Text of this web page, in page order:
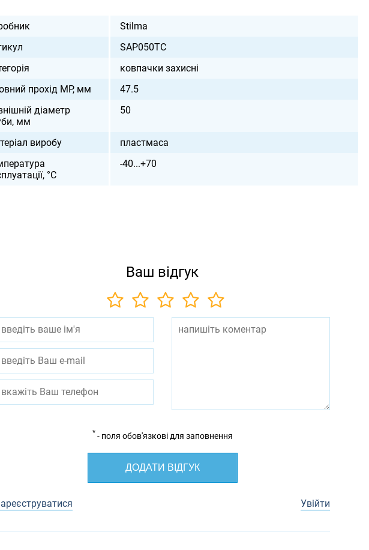
Stilma
SAP050TC
ковпачки захисні
прохід МР, мм
47.5
діаметр
мм
50
виробу
пластмаса
°С
-40...+70
Ваш відгук
* - поля обов'язкові для заповнення
ДОДАТИ ВІДГУК
Увійти